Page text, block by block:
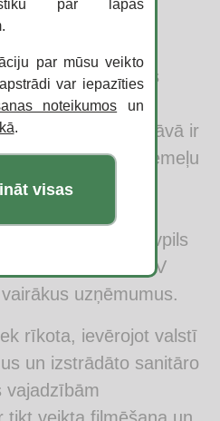
pirms izstāžu
norisinās
Daugavpilī
kuras sastāvā ir
un Ziemeļu
Rīgā, tiksies ar
pārstāvjiem,
Daugavpils
PIKC DDMV
uzņēmumus.
rīkota, ievērojot valstī
un izstrādāto sanitāro
vajadzībām
par lapas
par mūsu veikto
var iepazīties
noteikumos un
.
visas